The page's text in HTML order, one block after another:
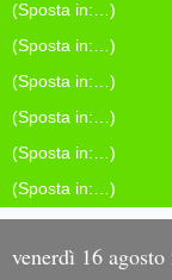
venerdì 16 agosto